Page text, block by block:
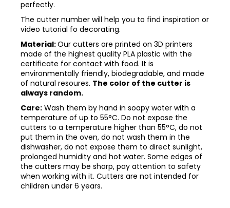
perfectly.
The cutter number will help you to find inspiration or
video tutorial fo decorating.
Material:Our cutters are printed on 3D printers
made of the highest quality PLA plastic with the
certificate for contact with food. It is
environmentally friendly, biodegradable, and made
of natural resoures. The color of the cutter is
always random.
Care: Wash them by hand in soapy water with a
temperature of up to 55°C. Do not expose the
cutters to a temperature higher than 55°C, do not
put them in the oven, do not wash them in the
dishwasher, do not expose them to direct sunlight,
prolonged humidity and hot water. Some edges of
the cutters may be sharp, pay attention to safety
when working with it. Cutters are not intended for
children under 6 years.